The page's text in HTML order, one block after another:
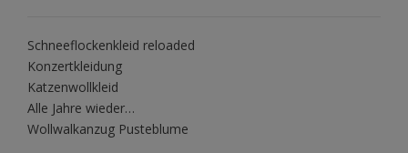
Schneeflockenkleid reloaded
Konzertkleidung
Katzenwollkleid
Alle Jahre wieder…
Wollwalkanzug Pusteblume